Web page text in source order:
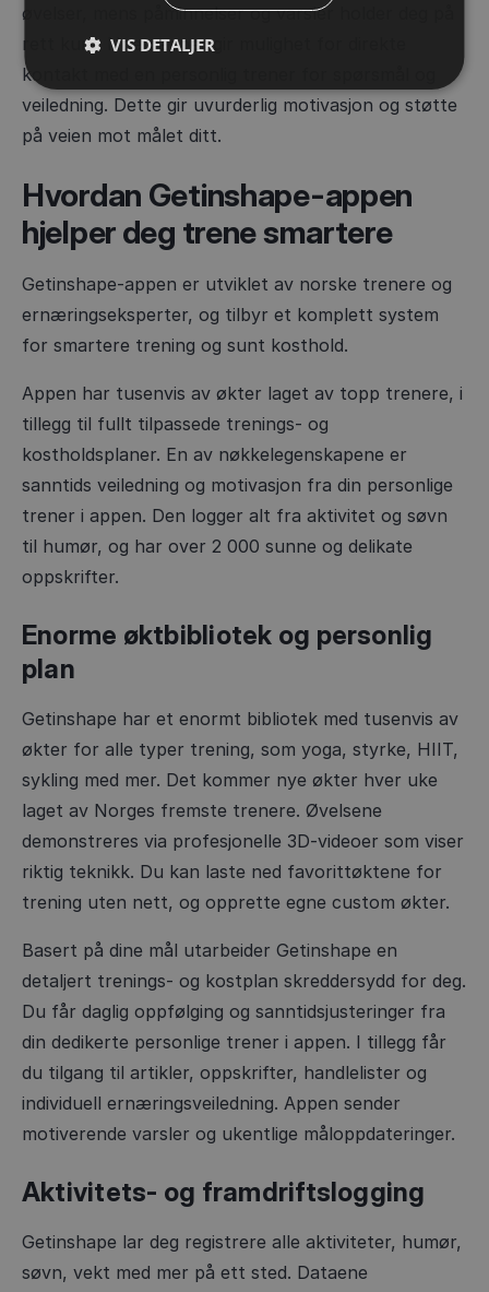
øvelser, mens påminnelser og varsler holder deg på
rett kurs. Noen apper gir mulighet for direkte
kontakt med en personlig trener for spørsmål og
veiledning. Dette gir uvurderlig motivasjon og støtte
på veien mot målet ditt.
Hvordan Getinshape-appen
hjelper deg trene smartere
Getinshape-appen er utviklet av norske trenere og
ernæringseksperter, og tilbyr et komplett system
for smartere trening og sunt kosthold.
Appen har tusenvis av økter laget av topp trenere, i
tillegg til fullt tilpassede trenings- og
kostholdsplaner. En av nøkkelegenskapene er
sanntids veiledning og motivasjon fra din personlige
trener i appen. Den logger alt fra aktivitet og søvn
til humør, og har over 2 000 sunne og delikate
oppskrifter.
Enorme øktbibliotek og personlig
plan
Getinshape har et enormt bibliotek med tusenvis av
økter for alle typer trening, som yoga, styrke, HIIT,
sykling med mer. Det kommer nye økter hver uke
laget av Norges fremste trenere. Øvelsene
demonstreres via profesjonelle 3D-videoer som viser
riktig teknikk. Du kan laste ned favorittøktene for
trening uten nett, og opprette egne custom økter.
Basert på dine mål utarbeider Getinshape en
detaljert trenings- og kostplan skreddersydd for deg.
Du får daglig oppfølging og sanntidsjusteringer fra
din dedikerte personlige trener i appen. I tillegg får
du tilgang til artikler, oppskrifter, handlelister og
individuell ernæringsveiledning. Appen sender
motiverende varsler og ukentlige måloppdateringer.
Aktivitets- og framdriftslogging
Getinshape lar deg registrere alle aktiviteter, humør,
søvn, vekt med mer på ett sted. Dataene
VIS DETALJER